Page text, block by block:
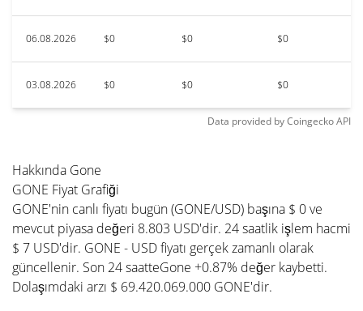
06.08.2026 $0 $0 $0
03.08.2026 $0 $0 $0
Data provided byCoingeckoAPI
Hakkında Gone
GONE Fiyat Grafiği
GONE'nin canlı fiyatı bugün (GONE/USD) başına $ 0 ve
mevcut piyasa değeri 8.803 USD'dir. 24 saatlik işlem hacmi
$ 7 USD'dir. GONE - USD fiyatı gerçek zamanlı olarak
güncellenir. Son 24 saatteGone +0.87% değer kaybetti.
Dolaşımdaki arzı $ 69.420.069.000 GONE'dir.